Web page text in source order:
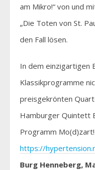
am Mikro!“ von und
„Die Toten von St.
den Fall lösen.
In dem einzigartigen
Klassikprogramme
preisgekrönten
Hamburger Quintett
Programm
https://
Burg Henneberg,